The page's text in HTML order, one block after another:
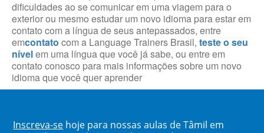
dificuldades ao se comunicar em uma viagem para o
exterior ou mesmo estudar um novo idioma para estar em
contato com a língua de seus antepassados, entre
emcontato com a Language Trainers Brasil, teste o seu
nívelem uma língua que você já sabe, ou entre em
contato conosco para mais informações sobre um novo
idioma que você quer aprender
Inscreva-se hoje para nossas aulas de Tâmil em